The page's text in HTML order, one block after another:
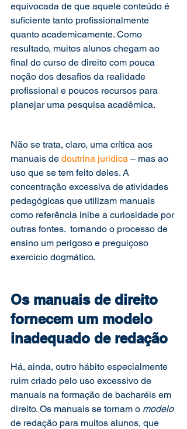
equivocada de que aquele conteúdo é
suficiente tanto profissionalmente
quanto academicamente. Como
resultado, muitos alunos chegam ao
final do curso de direito com pouca
noção dos desafios da realidade
profissional e poucos recursos para
planejar uma pesquisa acadêmica.
Não se trata, claro, uma crítica aos
manuais de doutrina jurídica – mas ao
uso que se tem feito deles. A
concentração excessiva de atividades
pedagógicas que utilizam manuais
como referência inibe a curiosidade por
outras fontes.  tornando o processo de
ensino um perigoso e preguiçoso
exercício dogmático.
Os manuais de direito
fornecem um modelo
inadequado de redação
Há, ainda, outro hábito especialmente
ruim criado pelo uso excessivo de
manuais na formação de bacharéis em
direito. Os manuais se tornam o modelo
de redação para muitos alunos, que